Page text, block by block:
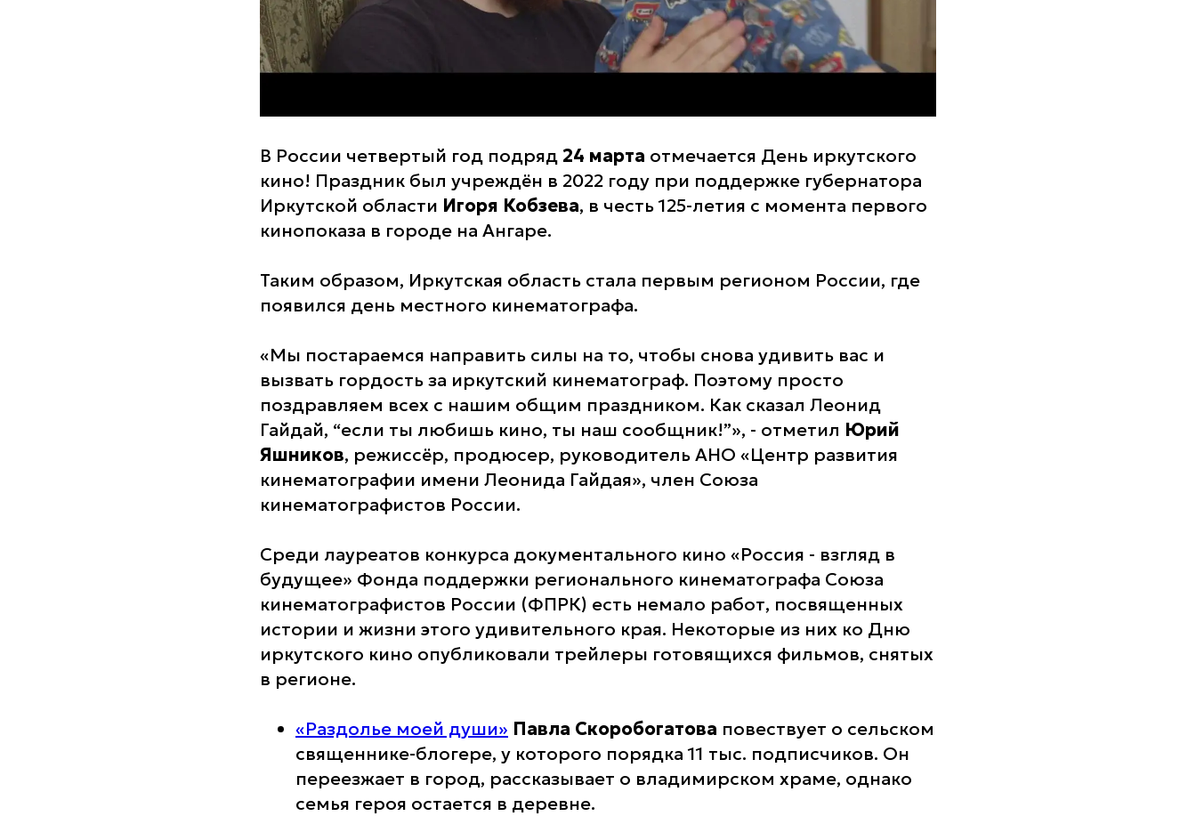
В России четвертый год подряд 24 марта отмечается День иркутского
кино! Праздник был учреждён в 2022 году при поддержке губернатора
Иркутской области Игоря Кобзева, в честь 125-летия с момента первого
кинопоказа в городе на Ангаре.
Таким образом, Иркутская область стала первым регионом России, где
появился день местного кинематографа.
«Мы постараемся направить силы на то, чтобы снова удивить вас и
вызвать гордость за иркутский кинематограф. Поэтому просто
поздравляем всех с нашим общим праздником. Как сказал Леонид
Гайдай, “если ты любишь кино, ты наш сообщник!”», - отметил Юрий
Яшников, режиссёр, продюсер, руководитель АНО «Центр развития
кинематографии имени Леонида Гайдая», член Союза
кинематографистов России.
Среди лауреатов конкурса документального кино «Россия - взгляд в
будущее» Фонда поддержки регионального кинематографа Союза
кинематографистов России (ФПРК) есть немало работ, посвященных
истории и жизни этого удивительного края. Некоторые из них ко Дню
иркутского кино опубликовали трейлеры готовящихся фильмов, снятых
в регионе.
«Раздолье моей души» Павла Скоробогатова повествует о сельском
священнике-блогере, у которого порядка 11 тыс. подписчиков. Он
переезжает в город, рассказывает о владимирском храме, однако
семья героя остается в деревне.